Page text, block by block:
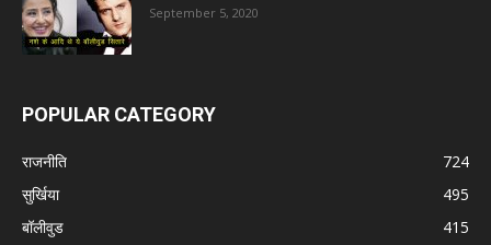
September 5, 2020
POPULAR CATEGORY
राजनीति
724
सुर्खिया
495
बॉलीवुड
415